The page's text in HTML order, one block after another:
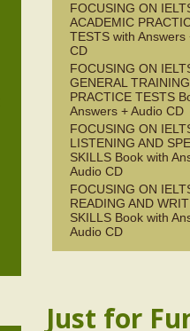
FOCUSING ON
ACADEMIC
TESTS with Answers
CD
FOCUSING ON
GENERAL TRAINING
PRACTICE TESTS
Answers + Audio CD
FOCUSING ON
LISTENING AND
SKILLS Book with
Audio CD
FOCUSING ON
READING AND
SKILLS Book with
Audio CD
Just for